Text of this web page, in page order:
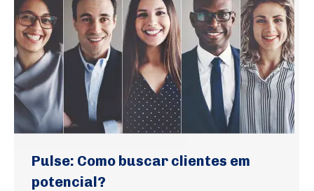
Pulse: Como buscar clientes em
potencial?